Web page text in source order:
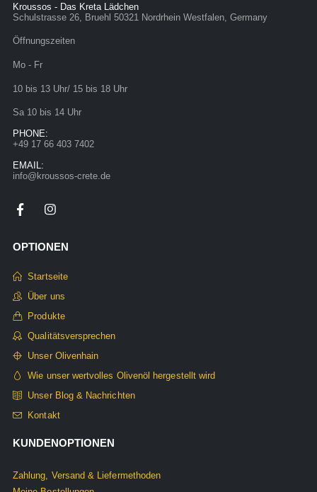
Kroussos - Das Kreta Lädchen
Schulstrasse 26, Bruehl 50321 Nordrhein Westfalen, Germany
Öffnungszeiten
Mo - Fr
10 bis 13 Uhr/ 15 bis 18 Uhr
Sa 10 bis 14 Uhr
PHONE:
+49 17 66 403 7402
EMAIL:
info@kroussos-crete.de
OPTIONEN
Startseite
Über uns
Produkte
Qualitätsversprechen
Unser Olivenhain
Wie unser wertvolles Olivenöl hergestellt wird
Unser Blog & Nachrichten
Kontakt
KUNDENOPTIONEN
Zahlung, Versand & Liefermethoden